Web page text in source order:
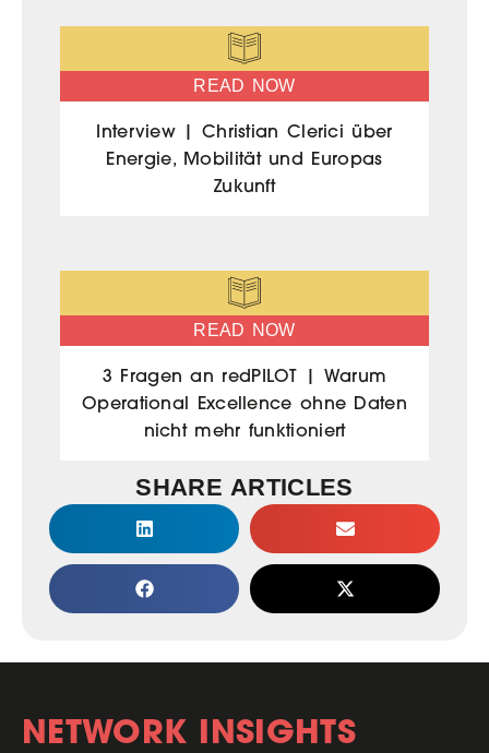
READ NOW
Interview | Christian Clerici über
Energie, Mobilität und Europas
Zukunft
READ NOW
3 Fragen an redPILOT | Warum
Operational Excellence ohne Daten
nicht mehr funktioniert
SHARE ARTICLES
NETWORK INSIGHTS